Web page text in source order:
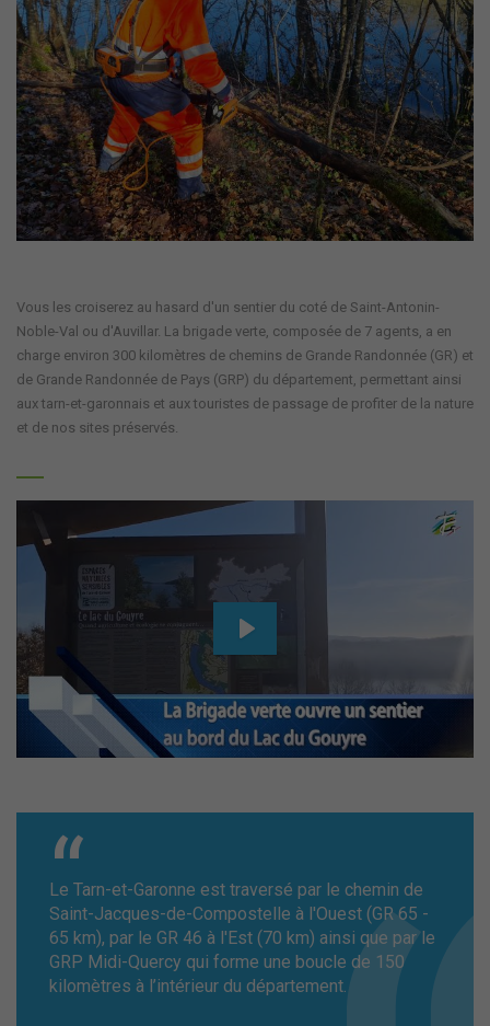
Vous les croiserez au hasard d'un sentier du coté de Saint-Antonin-
Noble-Val ou d'Auvillar. La brigade verte, composée de 7 agents, a en
charge environ 300 kilomètres de chemins de Grande Randonnée (GR) et
de Grande Randonnée de Pays (GRP) du département, permettant ainsi
aux tarn-et-garonnais et aux touristes de passage de profiter de la nature
et de nos sites préservés.
Mute Settings
Play
Le Tarn-et-Garonne est traversé par le chemin de
Saint-Jacques-de-Compostelle à l'Ouest (GR 65 -
65 km), par le GR 46 à l'Est (70 km) ainsi que par le
GRP Midi-Quercy qui forme une boucle de 150
kilomètres à l’intérieur du département.